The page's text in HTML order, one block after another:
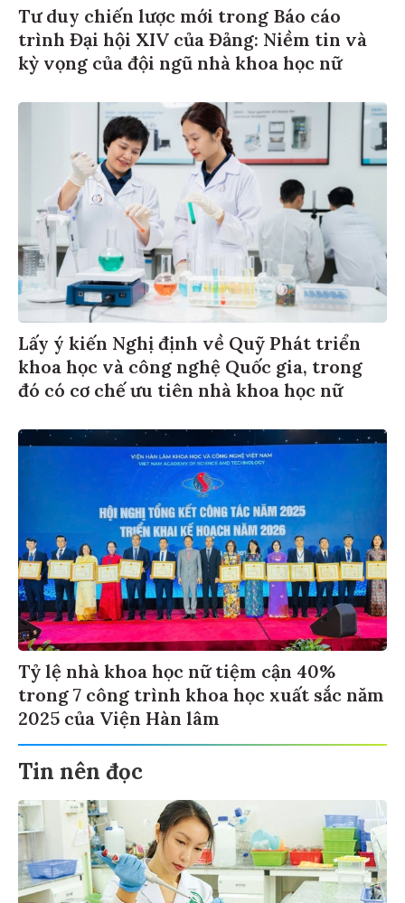
Tư duy chiến lược mới trong Báo cáo
trình Đại hội XIV của Đảng: Niềm tin và
kỳ vọng của đội ngũ nhà khoa học nữ
Lấy ý kiến Nghị định về Quỹ Phát triển
khoa học và công nghệ Quốc gia, trong
đó có cơ chế ưu tiên nhà khoa học nữ
Tỷ lệ nhà khoa học nữ tiệm cận 40%
trong 7 công trình khoa học xuất sắc năm
2025 của Viện Hàn lâm
Tin nên đọc